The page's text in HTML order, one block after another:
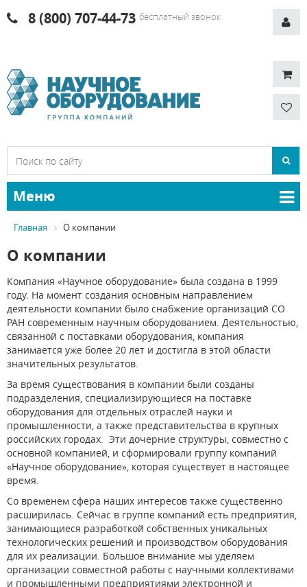
8 (800) 707-44-73 бесплатный звонок
Меню
Главная О компании
О компании
Компания «Научное оборудование» была создана в 1999
году. На момент создания основным направлением
деятельности компании было снабжение организаций СО
РАН современным научным оборудованием. Деятельностью,
связанной с поставками оборудования, компания
занимается уже более 20 лет и достигла в этой области
значительных результатов.
За время существования в компании были созданы
подразделения, специализирующиеся на поставке
оборудования для отдельных отраслей науки и
промышленности, а также представительства в крупных
российских городах. Эти дочерние структуры, совместно с
основной компанией, и сформировали группу компаний
«Научное оборудование», которая существует в настоящее
время.
Со временем сфера наших интересов также существенно
расширилась. Сейчас в группе компаний есть предприятия,
занимающиеся разработкой собственных уникальных
технологических решений и производством оборудования
для их реализации. Большое внимание мы уделяем
организации совместной работы с научными коллективами
и промышленными предприятиями электронной и